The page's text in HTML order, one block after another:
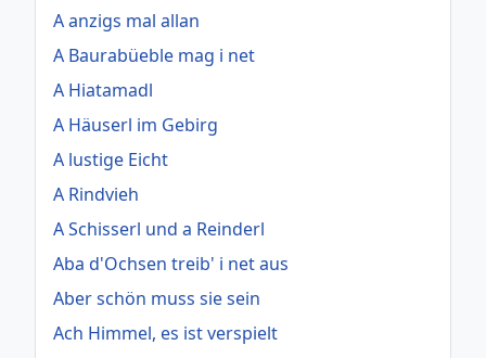
A anzigs mal allan
A Baurabüeble mag i net
A Hiatamadl
A Häuserl im Gebirg
A lustige Eicht
A Rindvieh
A Schisserl und a Reinderl
Aba d'Ochsen treib' i net aus
Aber schön muss sie sein
Ach Himmel, es ist verspielt